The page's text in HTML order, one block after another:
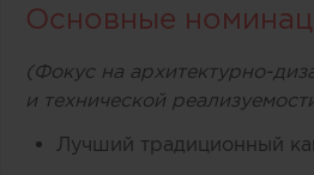
Основные
(Фокус на архитектурно-
и технической
Лучший традиционный